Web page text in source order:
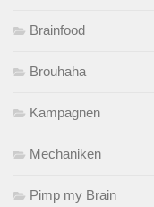
Brainfood
Brouhaha
Kampagnen
Mechaniken
Pimp my Brain